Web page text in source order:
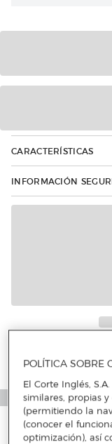
CARACTERÍSTICAS
INFORMACIÓN
POLÍTICA SOBRE
El Corte Inglés,
similares, propias
(permitiendo la
(conocer el
optimización), así